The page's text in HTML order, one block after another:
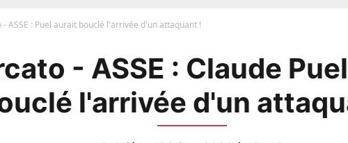
- ASSE : Puel aurait bouclé l'arrivée d'un attaquant !
- ASSE : Claude
l'arrivée d'un